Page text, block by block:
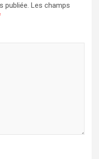
publiée. Les champs